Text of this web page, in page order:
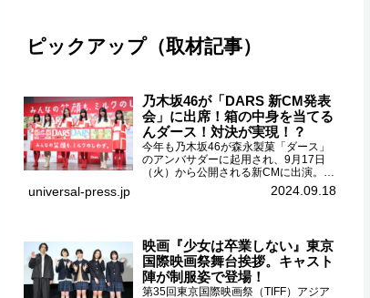
ピックアップ（取材記事）
乃木坂46が「DARS 新CM発表
会」に出席！箱の中身を当てる
んダース！対決が実現！？
今年も乃木坂46が森永製菓「ダース」
のアンバサダーに起用され、9月17日
（火）から公開される新CMに出演。
CMに出演するメンバーの中から岩本蓮
加、梅澤美波、遠藤さくら、賀喜遥
universal-press.jp 2024.09.18
映画『少女は卒業しない』東京
国際映画祭舞台挨拶。キャスト
陣が制服姿で登場！
第35回東京国際映画祭（TIFF）アジア